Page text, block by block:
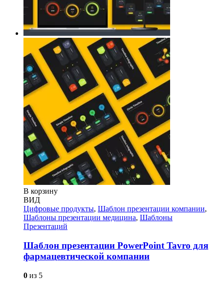
В корзину
ВИД
Цифровые продукты, Шаблон презентации компании,
Шаблоны презентации медицина, Шаблоны
Презентаций
Шаблон презентации PowerPoint Tavro для
фармацевтической компании
0 из 5